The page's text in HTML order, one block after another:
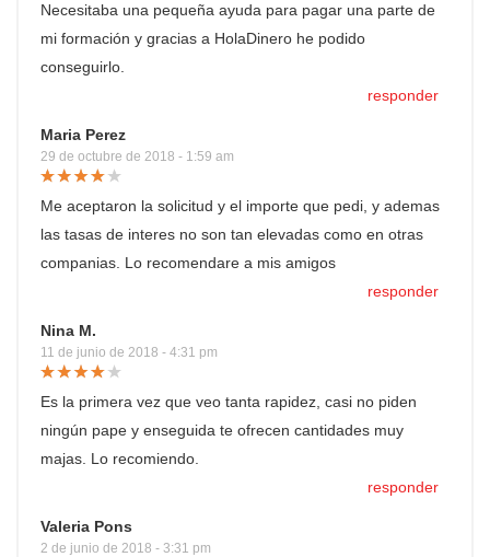
Necesitaba una pequeña ayuda para pagar una parte de
mi formación y gracias a HolaDinero he podido
conseguirlo.
responder
Maria Perez
29 de octubre de 2018 - 1:59 am
Me aceptaron la solicitud y el importe que pedi, y ademas
las tasas de interes no son tan elevadas como en otras
companias. Lo recomendare a mis amigos
responder
Nina M.
11 de junio de 2018 - 4:31 pm
Es la primera vez que veo tanta rapidez, casi no piden
ningún pape y enseguida te ofrecen cantidades muy
majas. Lo recomiendo.
responder
Valeria Pons
2 de junio de 2018 - 3:31 pm